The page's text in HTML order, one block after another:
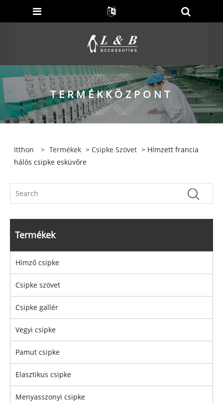
TERMÉKKÖZPONT
Itthon > Termékek > Csipke Szövet > Hímzett francia
hálós csipke esküvőre
Termékek
Hímző csipke
Csipke szövet
Csipke gallér
Vegyi csipke
Pamut csipke
Elasztikus csipke
Menyasszonyi csipke